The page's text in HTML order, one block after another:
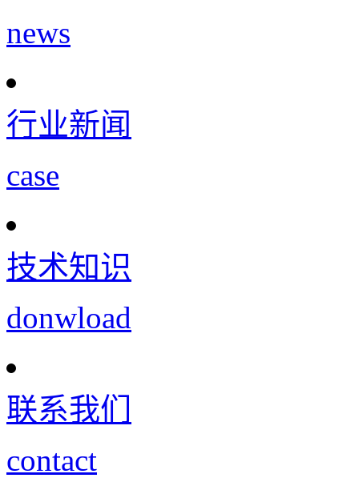
news
行业新闻
case
技术知识
donwload
联系我们
contact